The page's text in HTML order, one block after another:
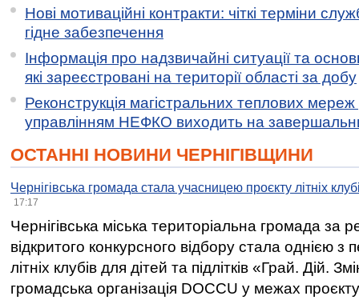
Нові мотиваційні контракти: чіткі терміни
гідне забезпечення
Інформація про надзвичайні ситуації та
які зареєстровані на території області за добу
Реконструкція магістральних теплових мереж
управлінням НЕФКО виходить на
ОСТАННІ НОВИНИ ЧЕРНІГІВЩИНИ
Чернігівська громада стала учасницею проєкту літніх
17:17
Чернігівська міська територіальна громада за
відкритого конкурсного відбору стала однією
літніх клубів для дітей та підлітків «Грай. Дій.
громадська організація DOCCU у межах